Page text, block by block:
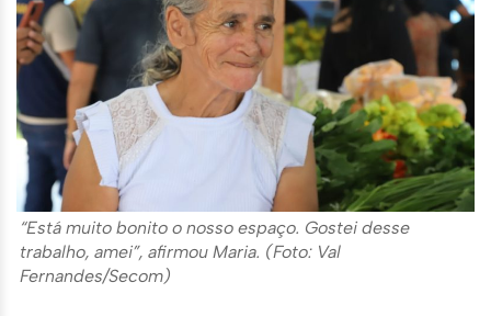
“Está muito bonito o nosso espaço. Gostei desse
trabalho, amei”, afirmou Maria. (Foto: Val
Fernandes/Secom)